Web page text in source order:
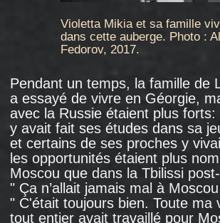
en 2014, la CEDHa estiméque la Russie avait
violé plusieurs articles de la Convention
européenne des droits de l’homme. L’expulsion
des Géorgiens, selon la Cour, constituait une
d'étrangers: les tribunaux russes avaient rendu
tellement de décisions d’expulsion au cours
de la " campagne anti-géorgienne " et en si
peu de temps que ces affaires n’avaient tout
simplement pas pu être examinées de manière
objective et raisonnable. La manière dont les
Géorgiens ont été détenus, placés dans des
cellules d’isolement et jugés a été considérée
par la CEDH comme une violation de
l’interdiction de la privation arbitraire de liberté
et du droit à la défense. Les conditions dans
les centres de détention (cellules surpeuplées,
conditions insalubres, manque de lits
et de matelas, faisant que les gens devaient